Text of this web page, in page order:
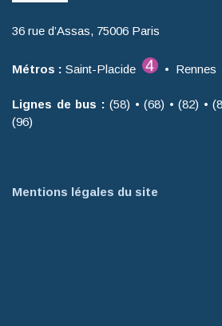
36 rue d’Assas, 75006 Paris
Métros : Saint-Placide • Rennes
Lignes de bus : (58) • (68) • (82) •
(96)
Mentions légales du site